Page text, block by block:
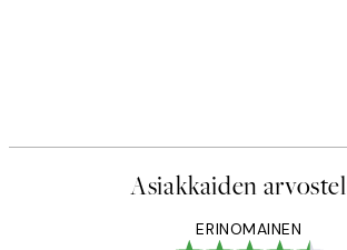
Asiakkaiden
ERINOMAINEN